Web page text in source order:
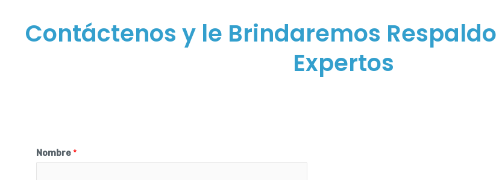
Contáctenos y le Brindaremos
Expertos
Nombre *